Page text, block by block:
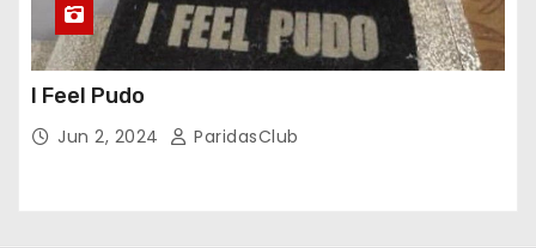
I Feel Pudo
Jun 2, 2024 ParidasClub